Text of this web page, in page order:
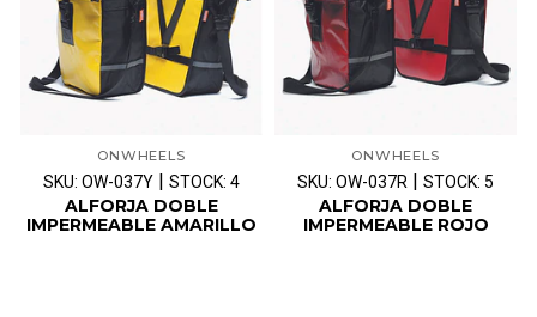
ONWHEELS
SKU: OW-037Y STOCK: 4
ALFORJA DOBLE
IMPERMEABLE AMARILLO
ONWHEELS
SKU: OW-037R STOCK: 5
ALFORJA DOBLE
IMPERMEABLE ROJO